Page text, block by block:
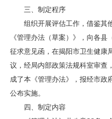
三、制定程序
组织开展评估工作，借鉴其
《管理办法（草案）》，向各
征求意见函，在揭阳市卫生健康
议，经局内部政策法规科室审查
成了本《管理办法》，报经市政
公布实施。
四、制定内容